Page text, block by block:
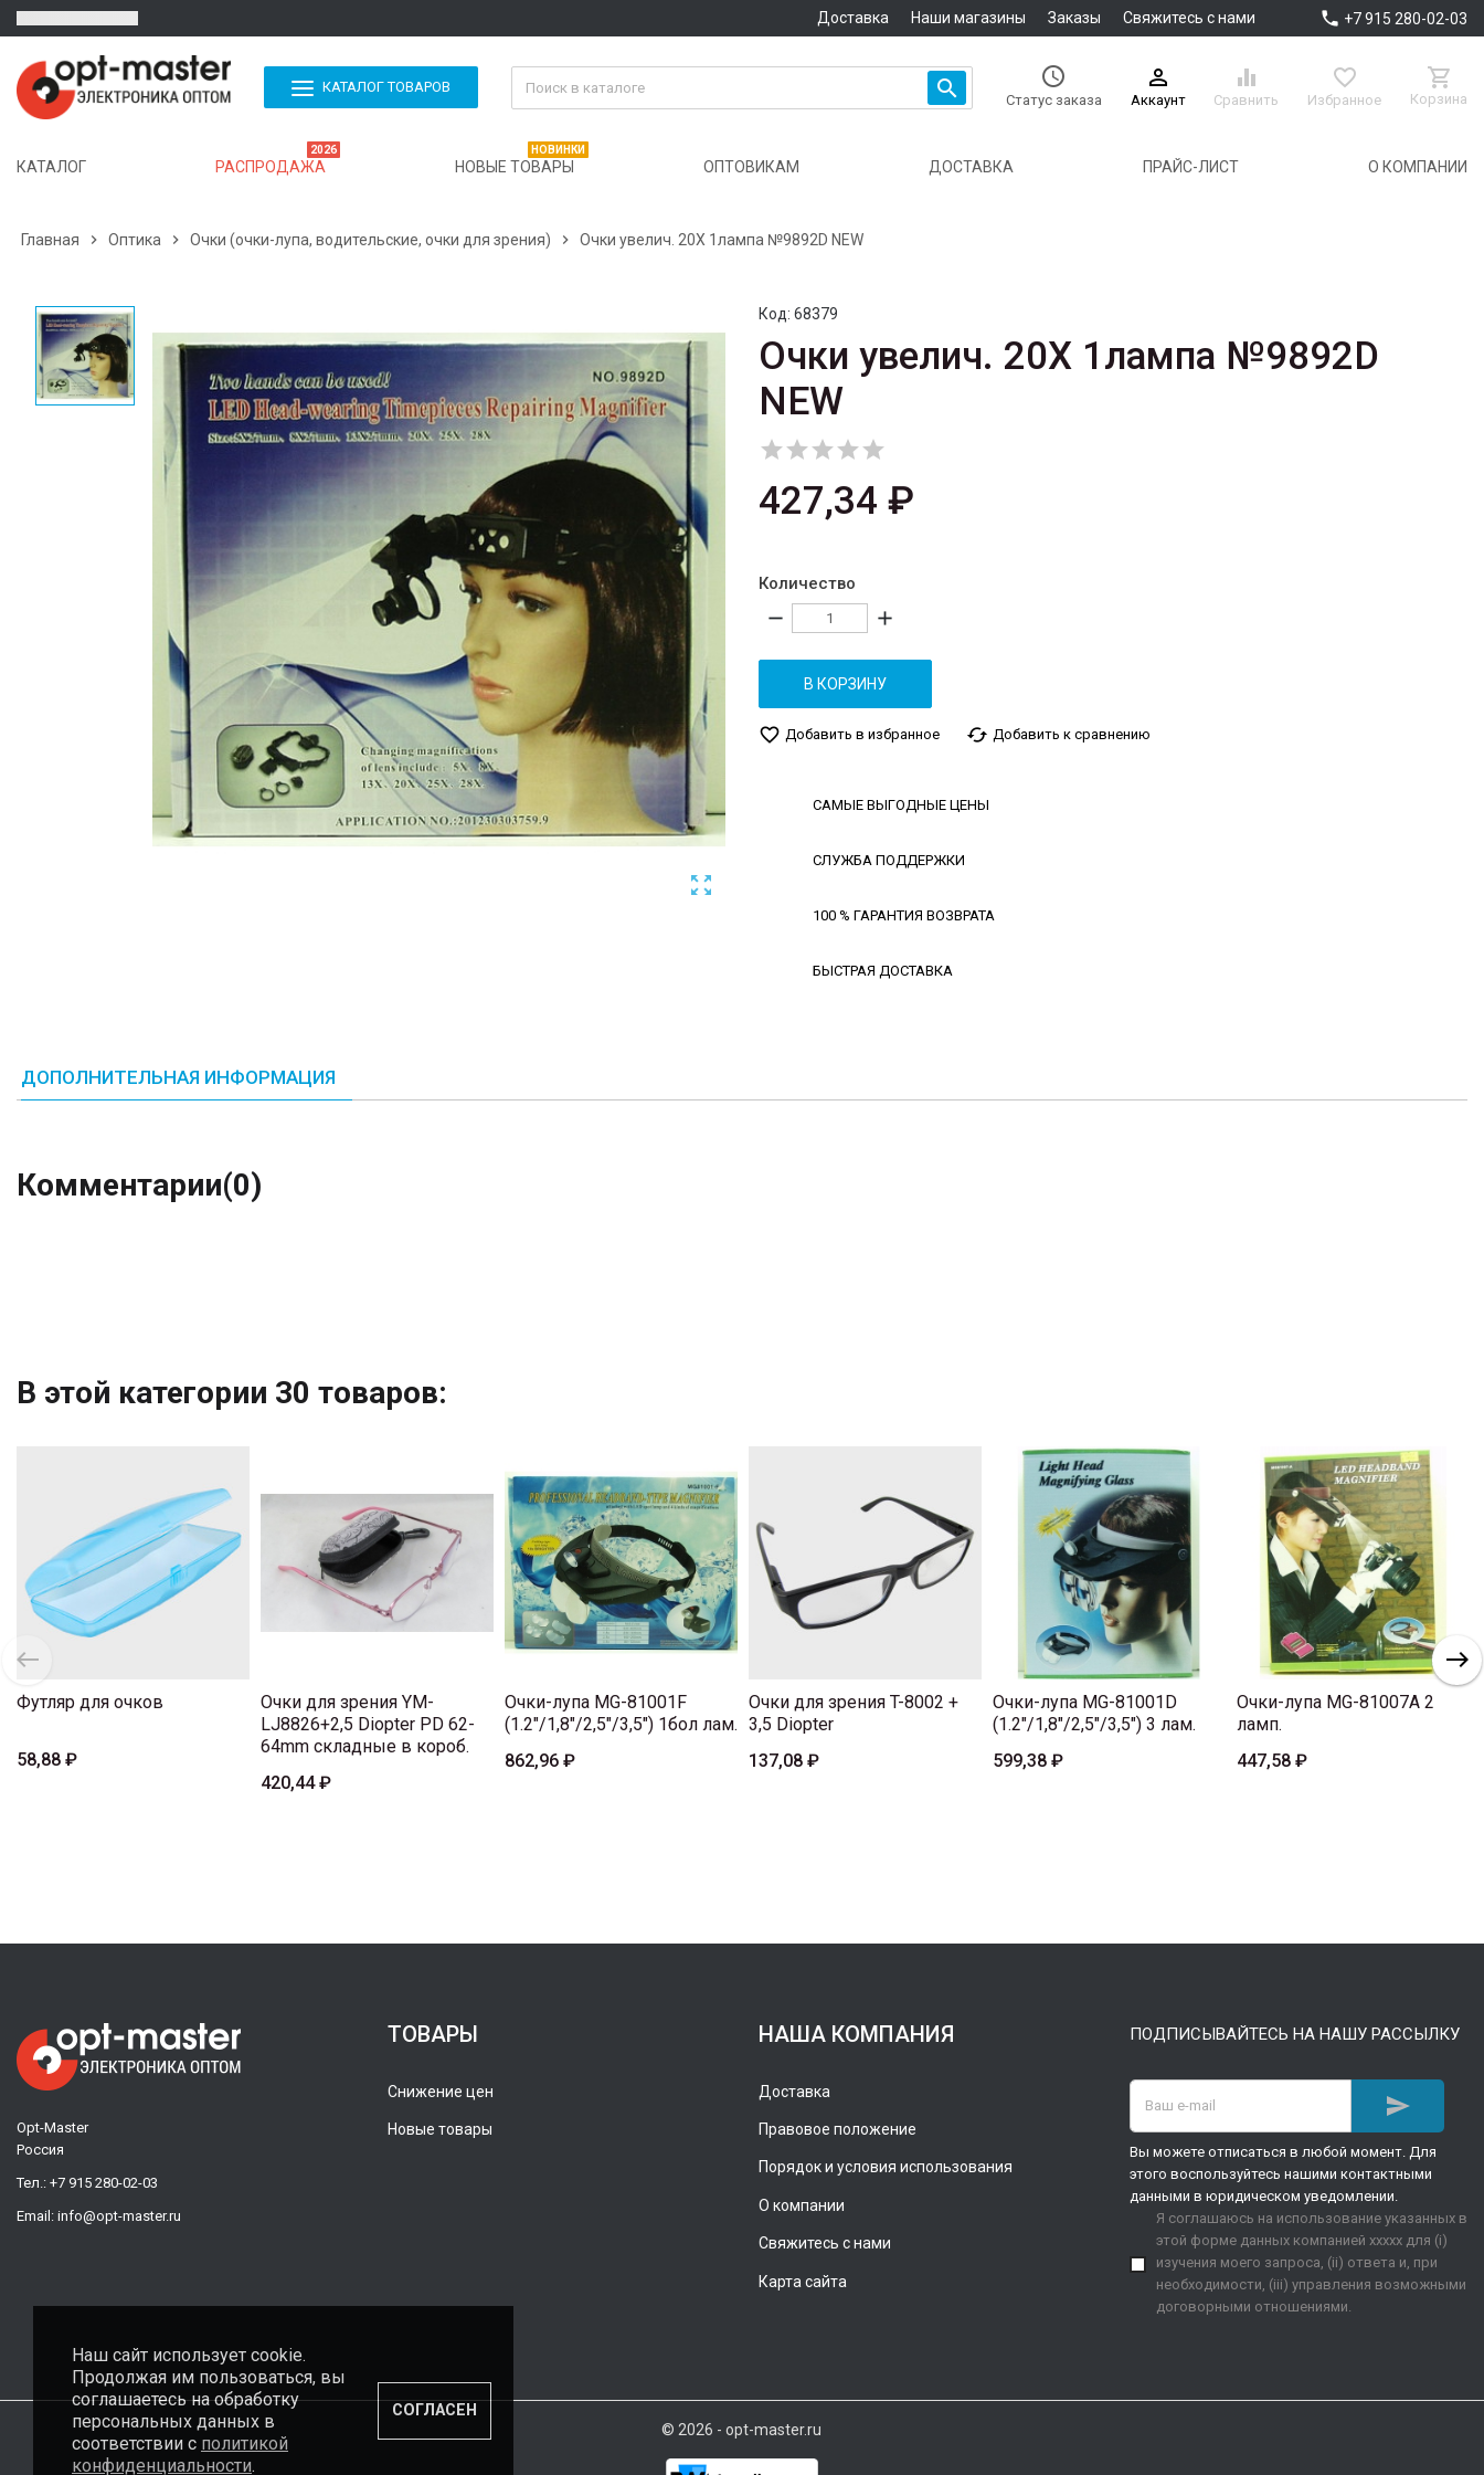
Доставка Наши магазины Заказы Свяжитесь с нами  +7 915 280-02-03
КАТАЛОГ ТОВАРОВ  
Статус заказа

Аккаунт

Сравнить

Избранное

Корзина
КАТАЛОГ РАСПРОДАЖА
2026
НОВЫЕ ТОВАРЫ
НОВИНКИ
ОПТОВИКАМ ДОСТАВКА ПРАЙС-ЛИСТ О КОМПАНИИ
Главная  Оптика  Очки (очки-лупа, водительские, очки для зрения)  Очки увелич. 20X 1лампа №9892D NEW

Код: 68379
Очки увелич. 20X 1лампа №9892D
NEW

427,34 ₽
Количество
remove add
В КОРЗИНУ
favorite_border Добавить в избранное cached Добавить к сравнению
САМЫЕ ВЫГОДНЫЕ ЦЕНЫ
СЛУЖБА ПОДДЕРЖКИ
100 % ГАРАНТИЯ ВОЗВРАТА
БЫСТРАЯ ДОСТАВКА
ДОПОЛНИТЕЛЬНАЯ ИНФОРМАЦИЯ
Комментарии(0)
В этой категории 30 товаров:
Футляр для очков
58,88 ₽
Очки для зрения YM-
LJ8826+2,5 Diopter PD 62-
64mm складные в короб.
420,44 ₽
Очки-лупа MG-81001F
(1.2"/1,8"/2,5"/3,5") 1бол лам.
862,96 ₽
Очки для зрения T-8002 +
3,5 Diopter
137,08 ₽
Очки-лупа MG-81001D
(1.2"/1,8"/2,5"/3,5") 3 лам.
599,38 ₽
Очки-лупа MG-81007A 2
ламп.
447,58 ₽
Opt-Master
Россия
Тел.: +7 915 280-02-03
Email: info@opt-master.ru
ТОВАРЫ
Снижение цен
Новые товары
НАША КОМПАНИЯ
Доставка
Правовое положение
Порядок и условия использования
О компании
Свяжитесь с нами
Карта сайта
ПОДПИСЫВАЙТЕСЬ НА НАШУ РАССЫЛКУ

Вы можете отписаться в любой момент. Для
этого воспользуйтесь нашими контактными
данными в юридическом уведомлении.
Я соглашаюсь на использование указанных в
этой форме данных компанией xxxxx для (i)
изучения моего запроса, (ii) ответа и, при
необходимости, (iii) управления возможными
договорными отношениями.
© 2026 - opt-master.ru
Наш сайт использует cookie.
Продолжая им пользоваться, вы
соглашаетесь на обработку
персональных данных в
соответствии с политикой
конфиденциальности.
СОГЛАСЕН